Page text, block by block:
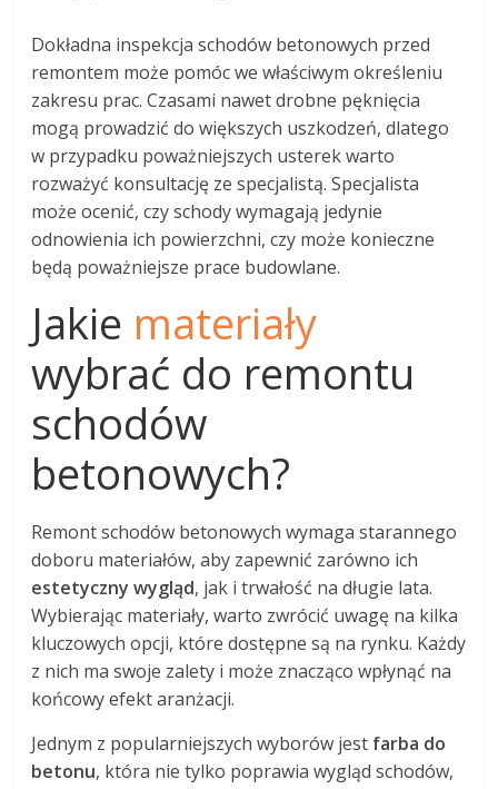
Dokładna inspekcja schodów betonowych przed
remontem może pomóc we właściwym określeniu
zakresu prac. Czasami nawet drobne pęknięcia
mogą prowadzić do większych uszkodzeń, dlatego
w przypadku poważniejszych usterek warto
rozważyć konsultację ze specjalistą. Specjalista
może ocenić, czy schody wymagają jedynie
odnowienia ich powierzchni, czy może konieczne
będą poważniejsze prace budowlane.
Jakie materiały
wybrać do remontu
schodów
betonowych?
Remont schodów betonowych wymaga starannego
doboru materiałów, aby zapewnić zarówno ich
estetyczny wygląd, jak i trwałość na długie lata.
Wybierając materiały, warto zwrócić uwagę na kilka
kluczowych opcji, które dostępne są na rynku. Każdy
z nich ma swoje zalety i może znacząco wpłynąć na
końcowy efekt aranżacji.
Jednym z popularniejszych wyborów jest farba do
betonu, która nie tylko poprawia wygląd schodów,